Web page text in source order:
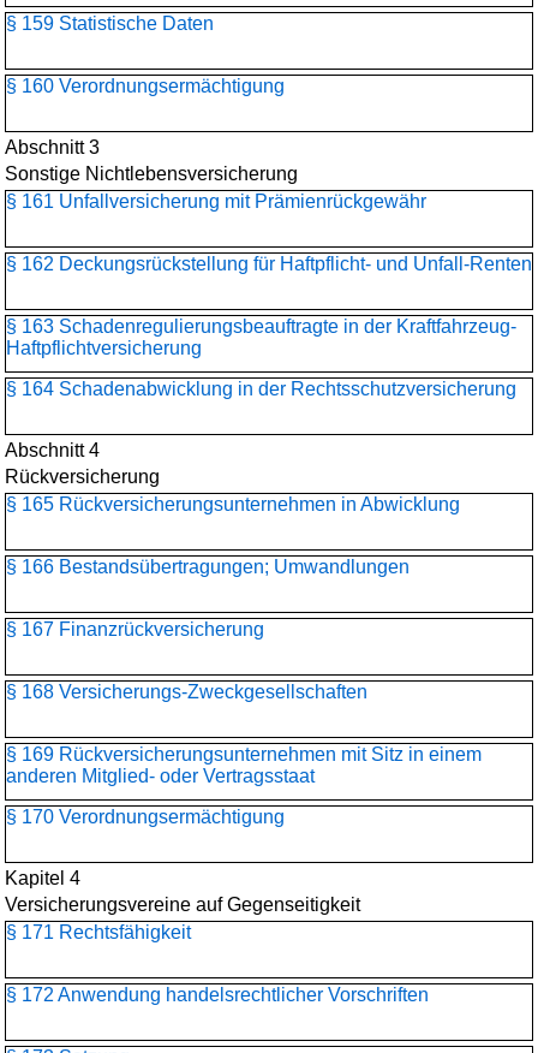
§ 159 Statistische Daten
§ 160 Verordnungsermächtigung
Abschnitt 3
Sonstige Nichtlebensversicherung
§ 161 Unfallversicherung mit Prämienrückgewähr
§ 162 Deckungsrückstellung für Haftpflicht- und Unfall-Renten
§ 163 Schadenregulierungs­beauftragte in der Kraftfahrzeug-
Haftpflichtversicherung
§ 164 Schadenabwicklung in der Rechtsschutzversicherung
Abschnitt 4
Rückversicherung
§ 165 Rückversicherungs­unternehmen in Abwicklung
§ 166 Bestandsübertragungen; Umwandlungen
§ 167 Finanzrückversicherung
§ 168 Versicherungs-Zweckgesellschaften
§ 169 Rückversicherungs­unternehmen mit Sitz in einem
anderen Mitglied- oder Vertragsstaat
§ 170 Verordnungsermächtigung
Kapitel 4
Versicherungsvereine auf Gegenseitigkeit
§ 171 Rechtsfähigkeit
§ 172 Anwendung handelsrechtlicher Vorschriften